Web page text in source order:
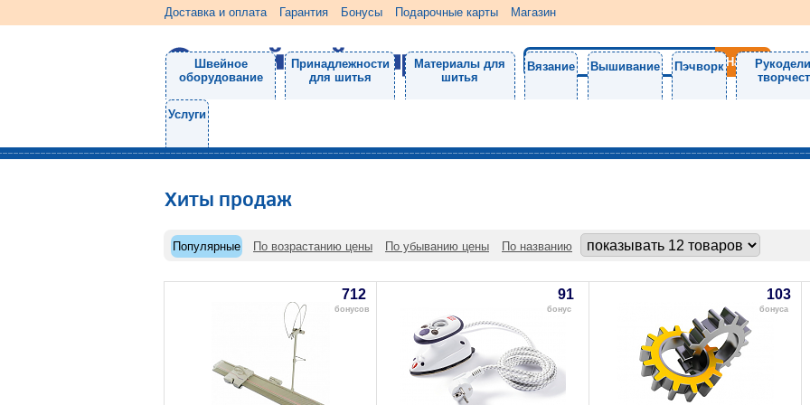
Доставка и оплата Гарантия Бонусы Подарочные карты Магазин
Швейное
оборудование
Принадлежности
для шитья
Материалы для
шитья
Вязание Вышивание Пэчворк
Услуги
Хиты продаж
Популярные По возрастанию цены По убыванию цены По названию
712
бонусов
91
бонус
103
бонуса